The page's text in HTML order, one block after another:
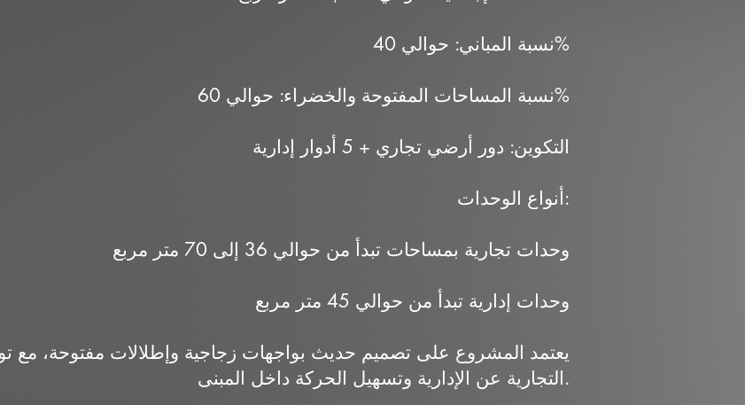
نسبة المباني: حوالي 40%
نسبة المساحات المفتوحة والخضراء: حوالي 60%
التكوين: دور أرضي تجاري + 5 أدوار إدارية
أنواع الوحدات:
وحدات تجارية بمساحات تبدأ من حوالي 36 إلى 70 متر مربع
وحدات إدارية تبدأ من حوالي 45 متر مربع
يعتمد المشروع على تصميم حديث بواجهات زجاجية وإطلالات مفتوحة، مع
التجارية عن الإدارية وتسهيل الحركة داخل المبنى.